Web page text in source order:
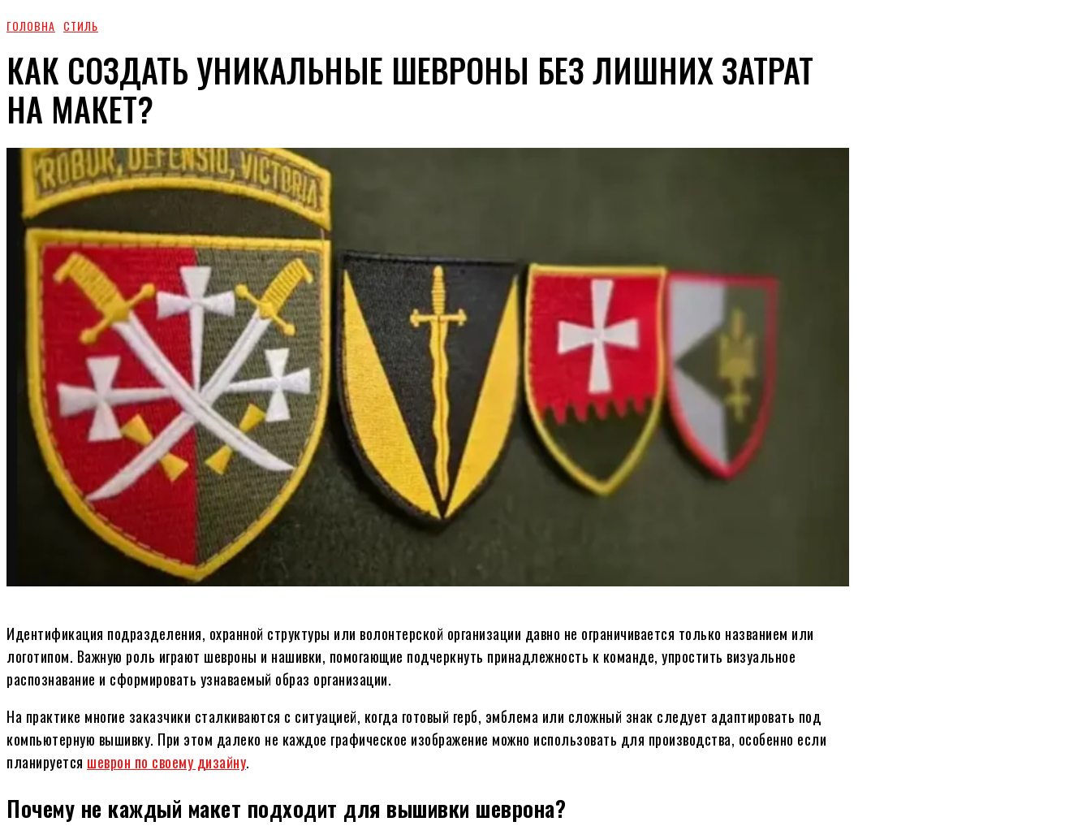
ГОЛОВНА СТИЛЬ
КАК СОЗДАТЬ УНИКАЛЬНЫЕ ШЕВРОНЫ БЕЗ ЛИШНИХ ЗАТРАТ
НА МАКЕТ?
Идентификация подразделения, охранной структуры или волонтерской организации давно не ограничивается только названием или
логотипом. Важную роль играют шевроны и нашивки, помогающие подчеркнуть принадлежность к команде, упростить визуальное
распознавание и сформировать узнаваемый образ организации.
На практике многие заказчики сталкиваются с ситуацией, когда готовый герб, эмблема или сложный знак следует адаптировать под
компьютерную вышивку. При этом далеко не каждое графическое изображение можно использовать для производства, особенно если
планируется шеврон по своему дизайну.
Почему не каждый макет подходит для вышивки шеврона?